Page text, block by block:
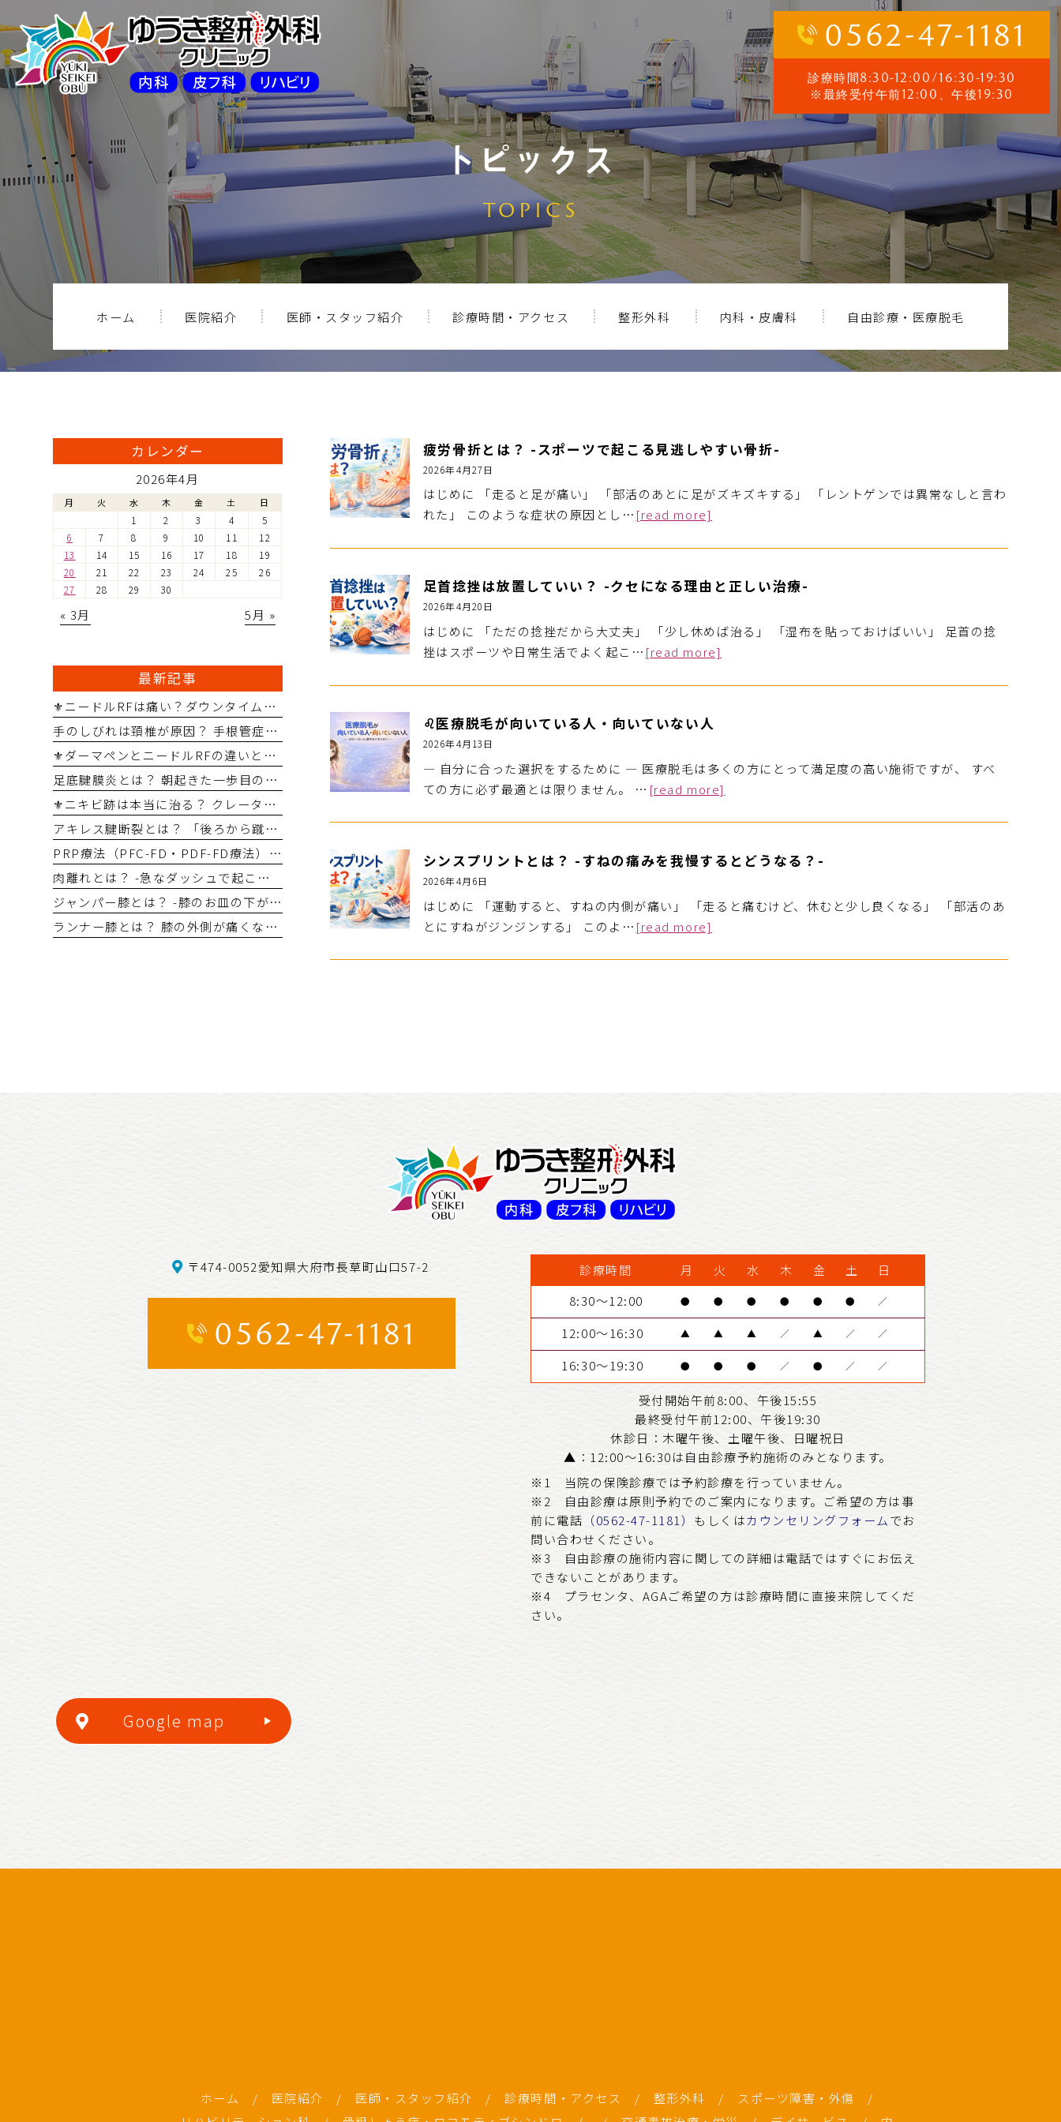
0562-47-1181
診療時間8:30-12:00/16:30-19:30
※最終受付午前12:00、午後19:30
トピックス
TOPICS
ホーム 医院紹介 医師・スタッフ紹介 診療時間・アクセス 整形外科 内科・皮膚科 自由診療・医療脱毛
疲労骨折とは？ -スポーツで起こる見逃しやすい骨折-
2026年4月27日
はじめに 「走ると足が痛い」 「部活のあとに足がズキズキする」 「レントゲンでは異常なしと言わ
れた」 このような症状の原因とし… [read more]
足首捻挫は放置していい？ -クセになる理由と正しい治療-
2026年4月20日
はじめに 「ただの捻挫だから大丈夫」 「少し休めば治る」 「湿布を貼っておけばいい」 足首の捻
挫はスポーツや日常生活でよく起こ… [read more]
♌️医療脱毛が向いている人・向いていない人
2026年4月13日
― 自分に合った選択をするために ― 医療脱毛は多くの方にとって満足度の高い施術ですが、 すべ
ての方に必ず最適とは限りません。 … [read more]
シンスプリントとは？ -すねの痛みを我慢するとどうなる？-
2026年4月6日
はじめに 「運動すると、すねの内側が痛い」 「走ると痛むけど、休むと少し良くなる」 「部活のあ
とにすねがジンジンする」 このよ… [read more]
カレンダー
2026年4月
月 火 水 木 金 土 日
1 2 3 4
5
6
7 8 9 10 11
12
13
14 15 16 17 18
19
20
21 22 23 24 25
26
27
28 29 30
« 3月 5月 »
最新記事
⚜️ニードルRFは痛い？ダウンタイムはどれくらい？ ― 治療前に知っておきたいポイント ―
手のしびれは頚椎が原因？ 手根管症候群との違いを整形外科医が解説
⚜️ダーマペンとニードルRFの違いとは？ あなたに合う治療はどちら？
足底腱膜炎とは？ 朝起きた一歩目のかかとの痛み、その原因は？
⚜️ニキビ跡は本当に治る？ クレーター治療の選択肢
アキレス腱断裂とは？ 「後ろから蹴られた感じ」が危険サイン
PRP療法（PFC-FD・PDF-FD療法）はどんな病気に適応がある？ ～整形外科専門医が再生医療の適応をわかりやすく解説～
肉離れとは？ -急なダッシュで起こるスポーツ外傷-
ジャンパー膝とは？ -膝のお皿の下が痛くなる原因-
ランナー膝とは？ 膝の外側が痛くなる原因と対処法
〒474-0052愛知県大府市長草町山口57-2
0562-47-1181
診療時間 月 火 水 木 金 土
日
8:30～12:00
● ● ● ● ● ● ／
12:00～16:30 ▲ ▲ ▲ ／ ▲ ／ ／
16:30～19:30 ● ● ● ／ ● ／ ／
受付開始午前8:00、午後15:55
最終受付午前12:00、午後19:30
休診日：木曜午後、土曜午後、日曜祝日
▲：12:00～16:30は自由診療予約施術のみとなります。
※1 当院の保険診療では予約診療を行っていません。
※2 自由診療は原則予約でのご案内になります。ご希望の方は事
前に電話 （0562-47-1181） もしくはカウンセリングフォーム でお
問い合わせください。
※3 自由診療の施術内容に関しての詳細は電話ではすぐにお伝え
できないことがあります。
※4 プラセンタ、AGAご希望の方は診療時間に直接来院してくだ
さい。
Google map
ホーム / 医院紹介 / 医師・スタッフ紹介 / 診療時間・アクセス / 整形外科 / スポーツ障害・外傷 /